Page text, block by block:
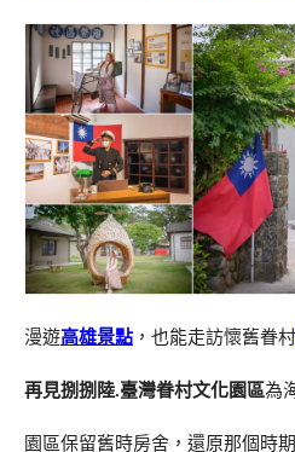
漫遊高雄景點 ，也能走訪懷舊眷
再見捌捌陸.臺灣眷村文化園區為
園區保留舊時房舍，還原那個時